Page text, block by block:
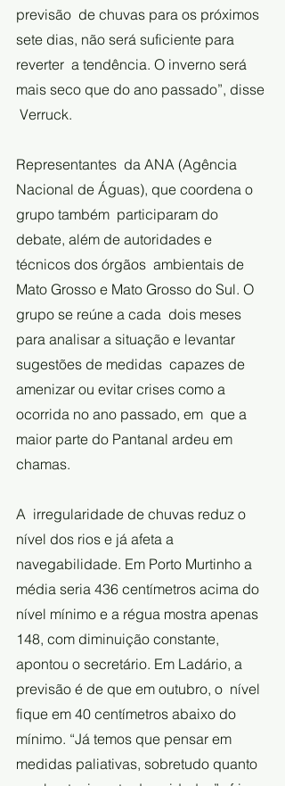
previsão  de chuvas para os próximos
sete dias, não será suficiente para
reverter  a tendência. O inverno será
mais seco que do ano passado”, disse
Verruck.
Representantes  da ANA (Agência
Nacional de Águas), que coordena o
grupo também  participaram do
debate, além de autoridades e
técnicos dos órgãos  ambientais de
Mato Grosso e Mato Grosso do Sul. O
grupo se reúne a cada  dois meses
para analisar a situação e levantar
sugestões de medidas  capazes de
amenizar ou evitar crises como a
ocorrida no ano passado, em  que a
maior parte do Pantanal ardeu em
chamas.
A  irregularidade de chuvas reduz o
nível dos rios e já afeta a
navegabilidade. Em Porto Murtinho a
média seria 436 centímetros acima do
nível mínimo e a régua mostra apenas
148, com diminuição constante,
apontou o secretário. Em Ladário, a
previsão é de que em outubro, o  nível
fique em 40 centímetros abaixo do
mínimo. “Já temos que pensar em
medidas paliativas, sobretudo quanto